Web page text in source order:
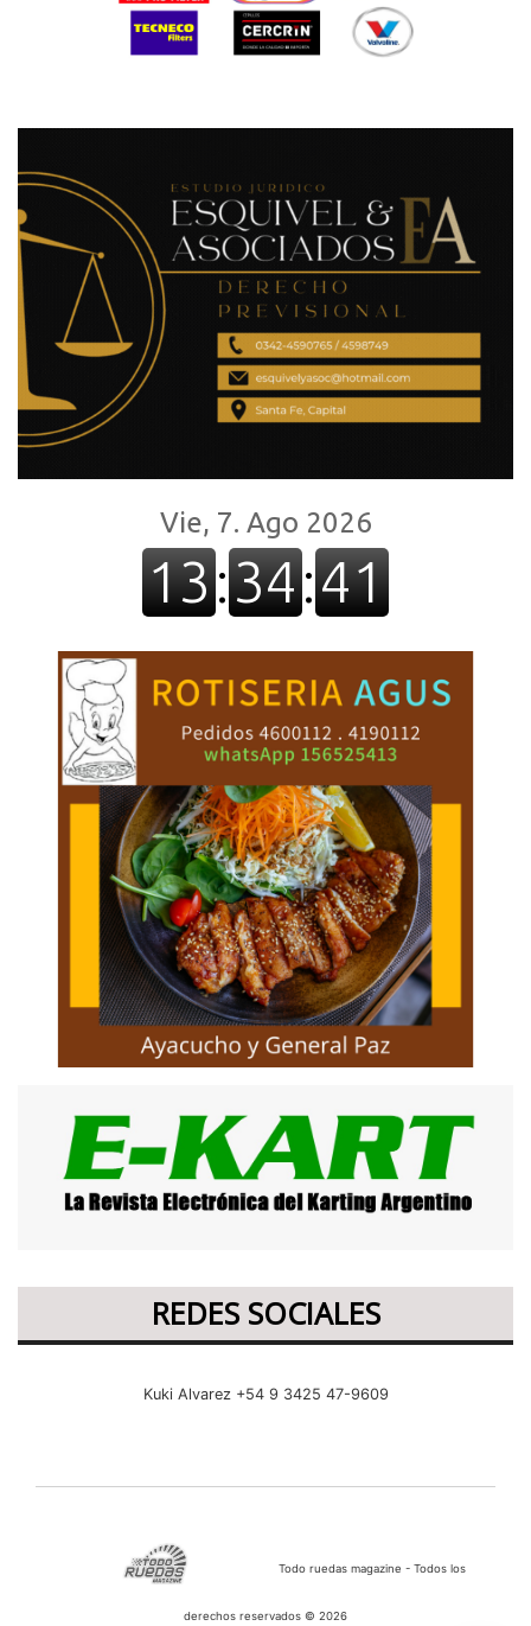
REDES SOCIALES
Kuki Alvarez +54 9 3425 47-9609
Todo ruedas magazine - Todos los
derechos reservados © 2026